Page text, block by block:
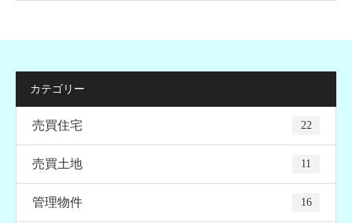
カテゴリー
売買住宅 22
売買土地 11
管理物件 16